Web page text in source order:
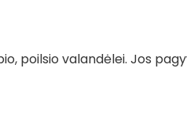
poilsio valandėlei. Jos